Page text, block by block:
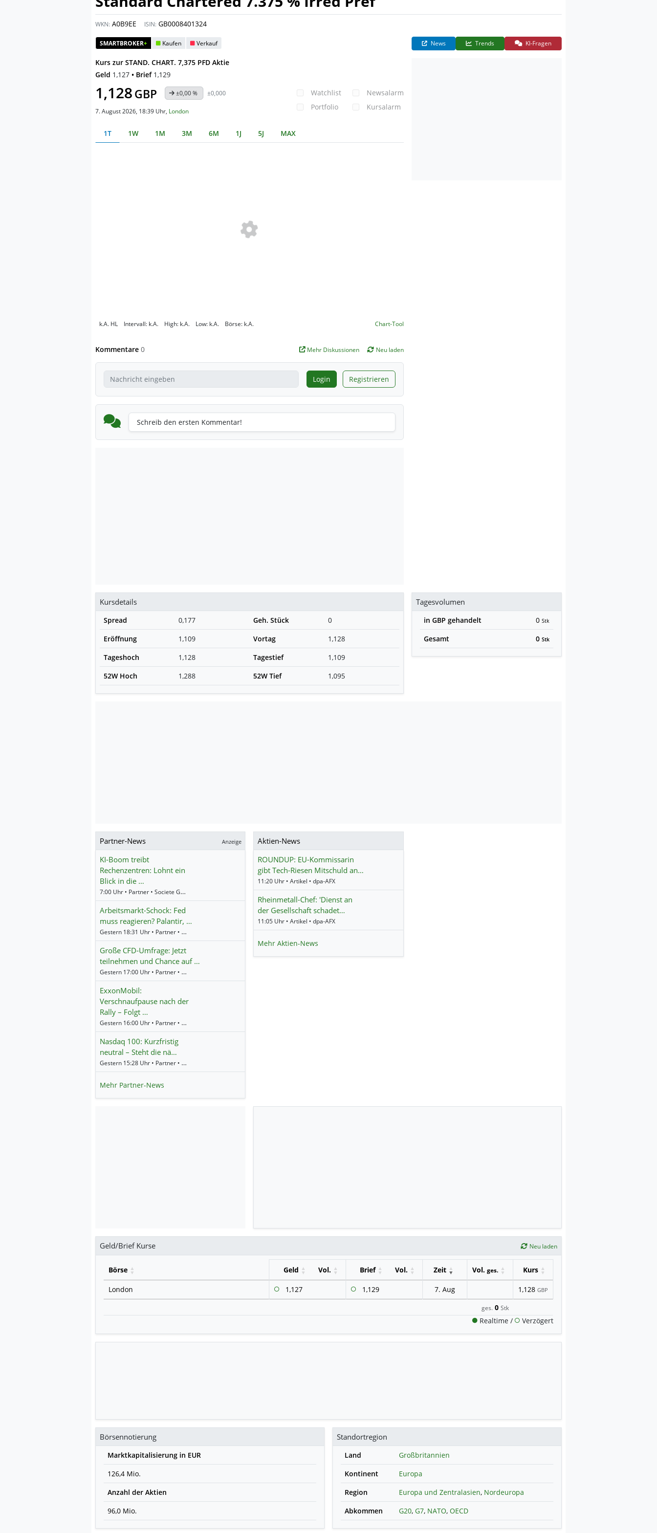
WKN: A0B9EE ISIN: GB0008401324
SMARTBROKER+ Kaufen Verkauf
Kurs zur STAND. CHART. 7,375 PFD Aktie
Geld 1,127 • Brief 1,129
1,128GBP ±0,00 % ±0,000
7. August 2026, 18:39 Uhr, London
Watchlist
Portfolio
Newsalarm
Kursalarm
1T 1W 1M 3M 6M 1J 5J MAX
k.A. HL Intervall: k.A. High: k.A. Low: k.A. Börse: k.A. Chart-Tool
Kommentare 0 Mehr Diskussionen Neu laden
Login Registrieren
Schreib den ersten Kommentar!
News Trends KI-Fragen
Kursdetails
Spread 0,177 Geh. Stück
0
Eröffnung
1,109 Vortag
1,128
Tageshoch
1,128 Tagestief
1,109
52W Hoch
1,288 52W Tief 1,095
Tagesvolumen
in GBP gehandelt 0 Stk
Gesamt 0 Stk
Partner-News Anzeige
KI-Boom treibt
Rechenzentren: Lohnt ein
Blick in die …
7:00 Uhr • Partner • Societe Generale
Arbeitsmarkt-Schock: Fed
muss reagieren? Palantir, …
Gestern 18:31 Uhr • Partner • WH Selfinvest
Große CFD-Umfrage: Jetzt
teilnehmen und Chance auf …
Gestern 17:00 Uhr • Partner • Societe Generale
ExxonMobil:
Verschnaufpause nach der
Rally – Folgt …
Gestern 16:00 Uhr • Partner • Societe Generale
Nasdaq 100: Kurzfristig
neutral – Steht die nä…
Gestern 15:28 Uhr • Partner • Societe Generale
Mehr Partner-News
Aktien-News
ROUNDUP: EU-Kommissarin
gibt Tech-Riesen Mitschuld an…
11:20 Uhr • Artikel • dpa-AFX
Rheinmetall-Chef: 'Dienst an
der Gesellschaft schadet…
11:05 Uhr • Artikel • dpa-AFX
Mehr Aktien-News
Geld/Brief Kurse Neu laden
Börse Geld Vol. Brief Vol. Zeit Vol. ges. Kurs
London 1,127 1,129 7. Aug 1,128 GBP
ges. 0 Stk
Realtime / Verzögert
Börsennotierung
Marktkapitalisierung in EUR
126,4 Mio.
Anzahl der Aktien
96,0 Mio.
Standortregion
Land
Großbritannien
Kontinent
Europa
Region
Europa und Zentralasien, Nordeuropa
Abkommen
G20, G7, NATO, OECD